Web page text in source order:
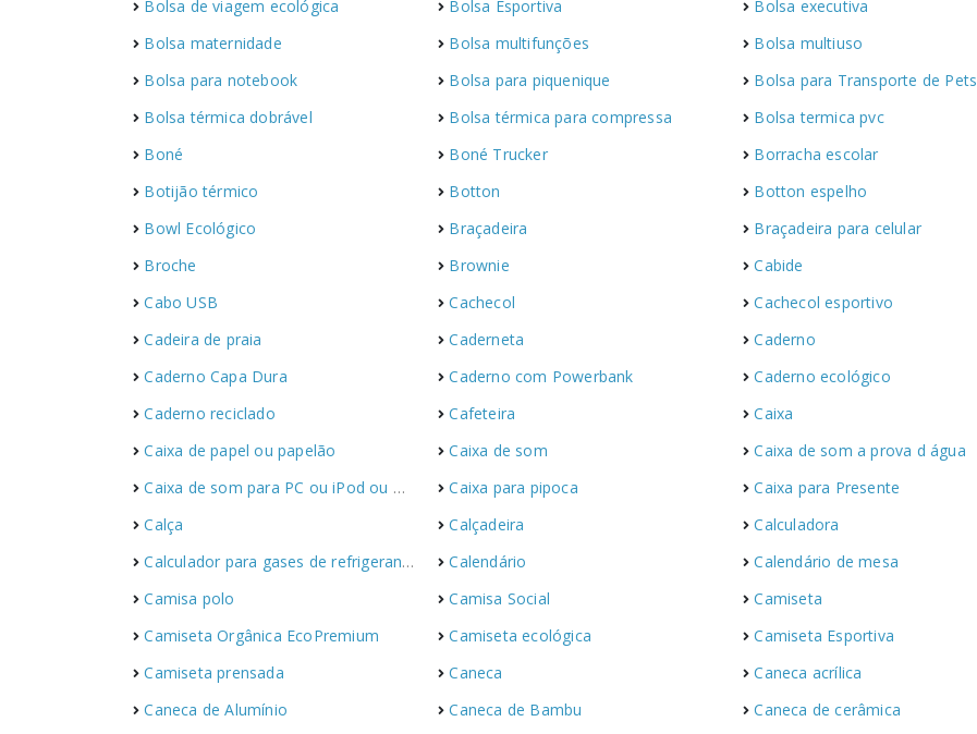
Bolsa de viagem ecológica
Bolsa Esportiva Bolsa executiva
Bolsa maternidade
Bolsa multifunções Bolsa multiuso
Bolsa para notebook
Bolsa para piquenique Bolsa para Transporte de Pets
Bolsa térmica dobrável
Bolsa térmica para compressa Bolsa termica pvc
Boné
Boné Trucker Borracha escolar
Botijão térmico
Botton Botton espelho
Bowl Ecológico
Braçadeira Braçadeira para celular
Broche
Brownie Cabide
Cabo USB
Cachecol Cachecol esportivo
Cadeira de praia
Caderneta Caderno
Caderno Capa Dura
Caderno com Powerbank Caderno ecológico
Caderno reciclado
Cafeteira Caixa
Caixa de papel ou papelão
Caixa de som Caixa de som a prova d água
Caixa de som para PC ou iPod ou MP3
Caixa para pipoca Caixa para Presente
Calça
Calçadeira Calculadora
Calculador para gases de refrigerantes
Calendário Calendário de mesa
Camisa polo
Camisa Social Camiseta
Camiseta Orgânica EcoPremium
Camiseta ecológica Camiseta Esportiva
Camiseta prensada
Caneca Caneca acrílica
Caneca de Alumínio
Caneca de Bambu Caneca de cerâmica